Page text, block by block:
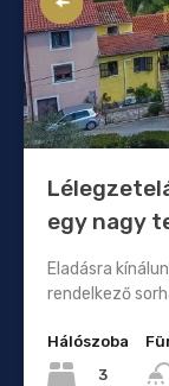
egy nagy
Eladásra
rendelkező
Hálószoba
3